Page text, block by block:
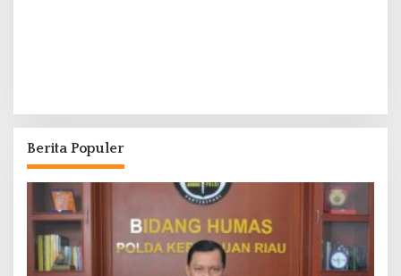
Berita Populer